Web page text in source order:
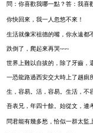
問：你喜歡我哪一點？答：我喜
你快回來，我一人忽悠不來！
生活就像宋祖德的嘴，你永遠都
跌倒了，爬起來再哭~~~
世界上難以自拔的，除了牙齒，
一恐龍路過西安交大時上了趟
生，容易。活，容易。生活，不
吾表兄，年四十餘。始從文，連
問君能有幾多愁，恰似一群太